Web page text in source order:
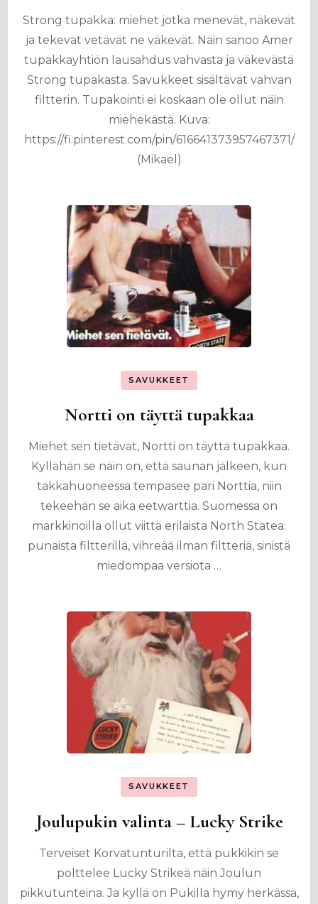
Strong tupakka: miehet jotka menevät, näkevät
ja tekevät vetävät ne väkevät. Näin sanoo Amer
tupakkayhtiön lausahdus vahvasta ja väkevästä
Strong tupakasta. Savukkeet sisältävät vahvan
filtterin. Tupakointi ei koskaan ole ollut näin
miehekästä. Kuva:
https://fi.pinterest.com/pin/616641373957467371/
(Mikael)
SAVUKKEET
Nortti on täyttä tupakkaa
Miehet sen tietävät, Nortti on täyttä tupakkaa.
Kyllähän se näin on, että saunan jälkeen, kun
takkahuoneessa tempasee pari Norttia, niin
tekeehän se aika eetwarttia. Suomessa on
markkinoilla ollut viittä erilaista North Statea:
punaista filtterillä, vihreää ilman filtteriä, sinistä
miedompaa versiota …
SAVUKKEET
Joulupukin valinta – Lucky Strike
Terveiset Korvatunturilta, että pukkikin se
polttelee Lucky Strikeä näin Joulun
pikkutunteina. Ja kyllä on Pukilla hymy herkässä,